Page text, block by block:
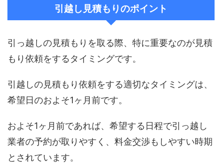
引越し見積もりのポイント
引っ越しの見積もりを取る際、特に重要なのが見積
もり依頼をするタイミングです。
引越しの見積もり依頼をする適切なタイミングは、
希望日のおよそ1ヶ月前です。
およそ1ヶ月前であれば、希望する日程で引っ越し
業者の予約が取りやすく、料金交渉もしやすい時期
とされています。